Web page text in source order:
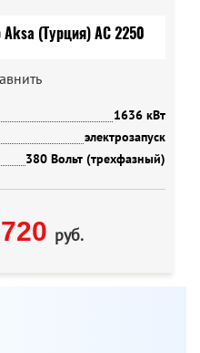
1636 кВт
электрозапуск
380 Вольт (трехфазный)
руб.